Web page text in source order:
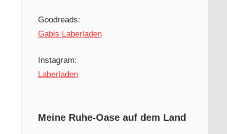
Goodreads:
Gabis Laberladen
Instagram:
Laberladen
Meine Ruhe-Oase auf dem Land